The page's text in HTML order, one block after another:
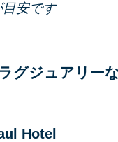
安です
グジュアリー
Hotel